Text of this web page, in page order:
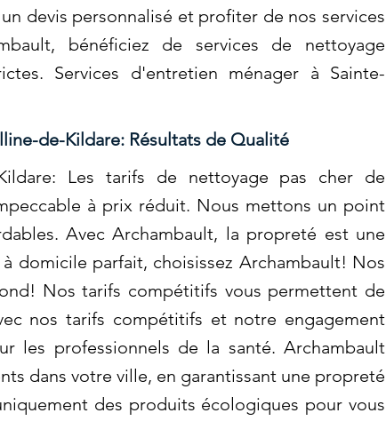
devis personnalisé et profiter de nos services
bénéficiez de services de nettoyage
Services d'entretien ménager à Sainte-
de-Kildare: Résultats de Qualité
Les tarifs de nettoyage pas cher de
à prix réduit. Nous mettons un point
Avec Archambault, la propreté est une
domicile parfait, choisissez Archambault! Nos
Nos tarifs compétitifs vous permettent de
nos tarifs compétitifs et notre engagement
les professionnels de la santé. Archambault
dans votre ville, en garantissant une propreté
des produits écologiques pour vous